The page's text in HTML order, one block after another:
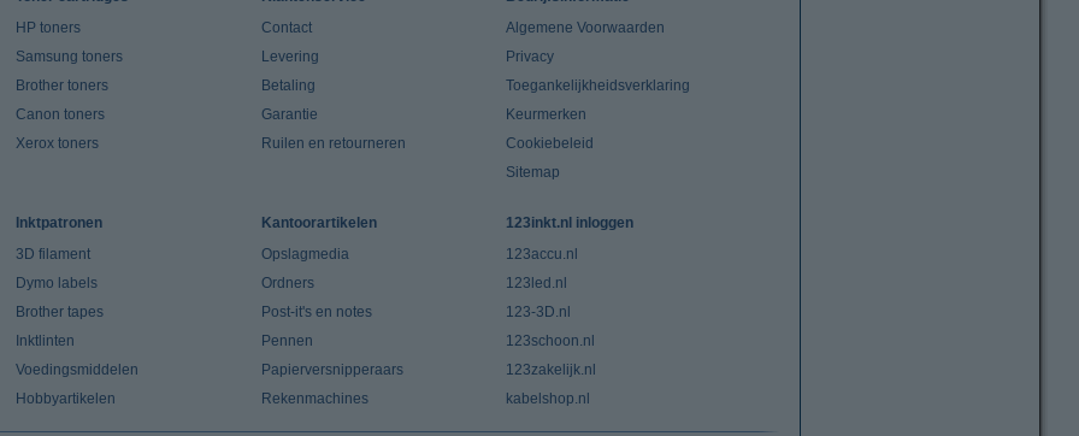
HP toners
Samsung toners
Brother toners
Canon toners
Xerox toners
Contact
Levering
Betaling
Garantie
Ruilen en retourneren
Algemene Voorwaarden
Privacy
Toegankelijkheidsverklaring
Keurmerken
Cookiebeleid
Sitemap
Inktpatronen
3D filament
Dymo labels
Brother tapes
Inktlinten
Voedingsmiddelen
Hobbyartikelen
Kantoorartikelen
Opslagmedia
Ordners
Post-it's en notes
Pennen
Papierversnipperaars
Rekenmachines
123inkt.nl inloggen
123accu.nl
123led.nl
123-3D.nl
123schoon.nl
123zakelijk.nl
kabelshop.nl